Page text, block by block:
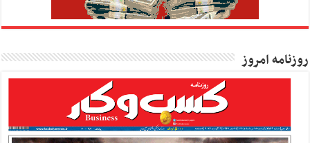
روزنامه امروز